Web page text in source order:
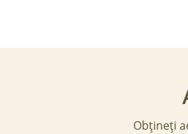
Obțineți